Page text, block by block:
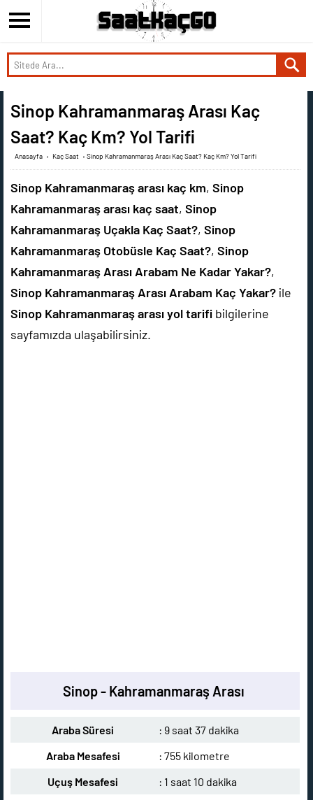
Sinop Kahramanmaraş Arası Kaç
Saat? Kaç Km? Yol Tarifi
Anasayfa › Kaç Saat › Sinop Kahramanmaraş Arası Kaç Saat? Kaç Km? Yol Tarifi
Sinop Kahramanmaraş arası kaç km, Sinop
Kahramanmaraş arası kaç saat, Sinop
Kahramanmaraş Uçakla Kaç Saat?, Sinop
Kahramanmaraş Otobüsle Kaç Saat?, Sinop
Kahramanmaraş Arası Arabam Ne Kadar Yakar?,
Sinop Kahramanmaraş Arası Arabam Kaç Yakar? ile
Sinop Kahramanmaraş arası yol tarifi bilgilerine
sayfamızda ulaşabilirsiniz.
Sinop - Kahramanmaraş Arası
Araba Süresi
: 9 saat 37 dakika
Araba Mesafesi
: 755 kilometre
Uçuş Mesafesi
: 1 saat 10 dakika